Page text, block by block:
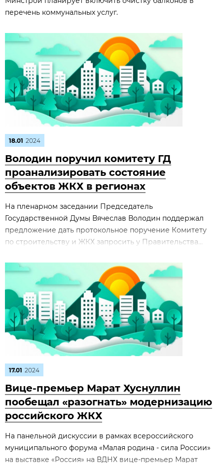
перечень коммунальных услуг.
18.01 2024
Володин поручил комитету ГД
проанализировать состояние
объектов ЖКХ в регионах
На пленарном заседании Председатель
Государственной Думы Вячеслав Володин поддержал
предложение дать протокольное поручение Комитету
по строительству и ЖКХ запросить у Правительства...
17.01 2024
Вице-премьер Марат Хуснуллин
пообещал «разогнать» модернизацию
российского ЖКХ
На панельной дискуссии в рамках всероссийского
муниципального форума «Малая родина - сила России»
на выставке «Россия» на ВДНХ вице-премьер Марат